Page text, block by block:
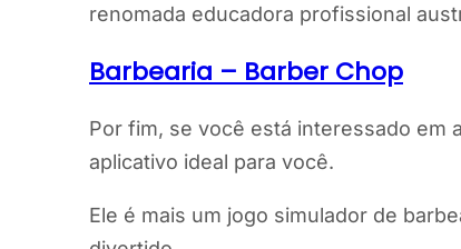
renomada educadora profissional
Barbearia – Barber Chop
Por fim, se você está interessado em
aplicativo ideal para você.
Ele é mais um jogo simulador de